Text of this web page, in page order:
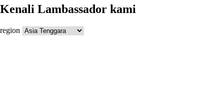
Kenali Lambassador kami
region